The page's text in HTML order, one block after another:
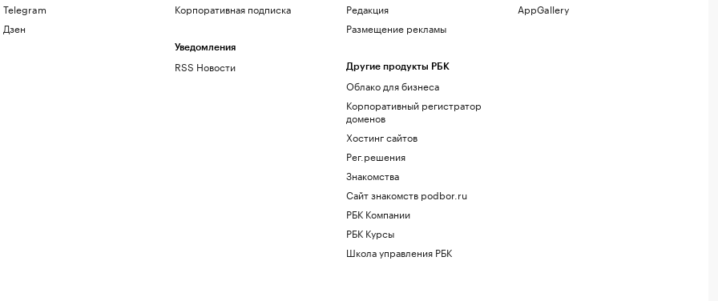
Telegram
Дзен
Корпоративная подписка
Уведомления
RSS Новости
Редакция
Размещение рекламы
Другие продукты РБК
Облако для бизнеса
Корпоративный регистратор
доменов
Хостинг сайтов
Рег.решения
Знакомства
Сайт знакомств podbor.ru
РБК Компании
РБК Курсы
Школа управления РБК
AppGallery